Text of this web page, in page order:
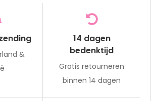
&
14 dagen
bedenktijd
Gratis retourneren
binnen 14 dagen